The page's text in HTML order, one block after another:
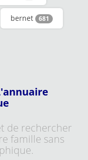
bernet 681
de rechercher
famille sans